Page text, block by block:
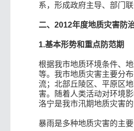
系，形成政府主导、部门
二、2012年度地质灾害防
1.基本形势和重点防范期
根据我市地质环境条件、
等。我市地质灾害主要分
流；北部丘陵区、平原区
害。随着人类活动对环境
洛宁是我市汛期地质灾害的
暴雨是多种地质灾害的主